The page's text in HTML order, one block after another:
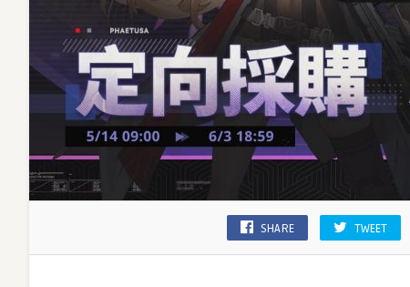
「翡
圖
薩」
持
刃
場〉
中
SHARE TWEET